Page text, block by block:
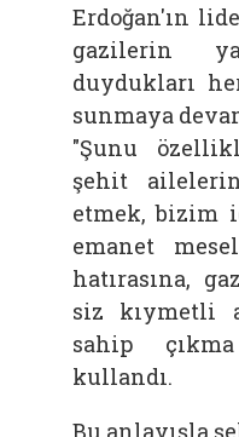
Erdoğan'ın
gazilerin
duydukları
sunmaya
"Şunu
şehit
etmek, bizim
emanet
hatırasına,
siz kıymetli
sahip
kullandı.
Bu anlayışla